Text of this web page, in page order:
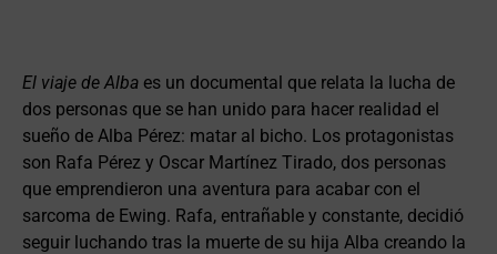
El viaje de Alba es un documental que relata la lucha de
dos personas que se han unido para hacer realidad el
sueño de Alba Pérez: matar al bicho. Los protagonistas
son Rafa Pérez y Oscar Martínez Tirado, dos personas
que emprendieron una aventura para acabar con el
sarcoma de Ewing. Rafa, entrañable y constante, decidió
seguir luchando tras la muerte de su hija Alba creando la